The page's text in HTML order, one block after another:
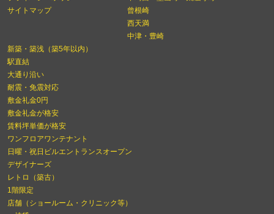
サイトマップ
曾根崎
西天満
中津・豊崎
新築・築浅（築5年以内）
駅直結
大通り沿い
耐震・免震対応
敷金礼金0円
敷金礼金が格安
賃料坪単価が格安
ワンフロアワンテナント
日曜・祝日ビルエントランスオープン
デザイナーズ
レトロ（築古）
1階限定
店舗（ショールーム・クリニック等）